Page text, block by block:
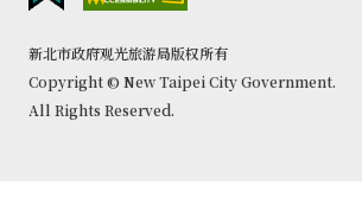
新北市政府观光旅游局版权所有
Copyright © New Taipei City Government.
All Rights Reserved.